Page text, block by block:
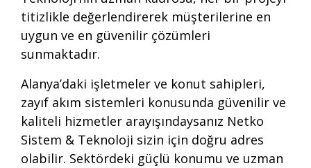
titizlikle değerlendirerek müşterilerine en
uygun ve en güvenilir çözümleri
sunmaktadır.
Alanya’daki işletmeler ve konut sahipleri,
zayıf akım sistemleri konusunda güvenilir ve
kaliteli hizmetler arayışındaysanız Netko
Sistem & Teknoloji sizin için doğru adres
olabilir. Sektördeki güçlü konumu ve uzman